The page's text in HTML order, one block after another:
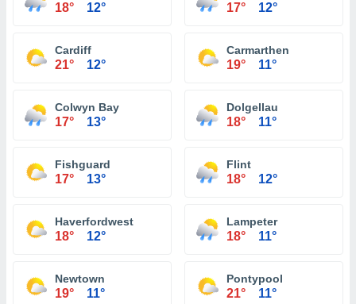
18° 12° 17° 12°
Cardiff
21° 12°
Carmarthen
19° 11°
Colwyn Bay
17° 13°
Dolgellau
18° 11°
Fishguard
17° 13°
Flint
18° 12°
Haverfordwest
18° 12°
Lampeter
18° 11°
Newtown
19° 11°
Pontypool
21° 11°